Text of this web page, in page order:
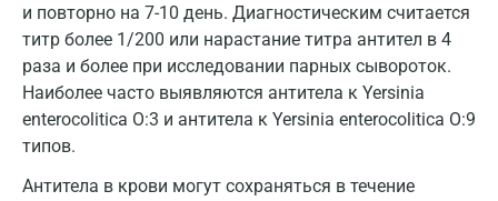
и повторно на 7-10 день. Диагностическим считается
титр более 1/200 или нарастание титра антител в 4
раза и более при исследовании парных сывороток.
Наиболее часто выявляются антитела к Yersinia
enterocolitica О:3 и антитела к Yersinia enterocolitica О:9
типов.
Антитела в крови могут сохраняться в течение
Ижевск
Истра
Йошкар-Ола
Калуга